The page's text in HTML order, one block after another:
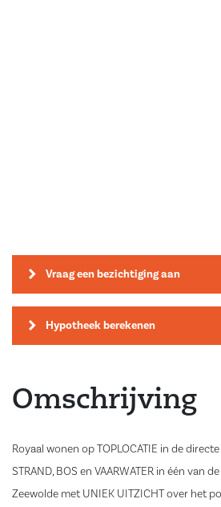
Vraag een bezichtiging aan
Hypotheek berekenen
Omschrijving
Royaal wonen op TOPLOCATIE in de
STRAND, BOS en VAARWATER in één van
Zeewolde met UNIEK UITZICHT over het